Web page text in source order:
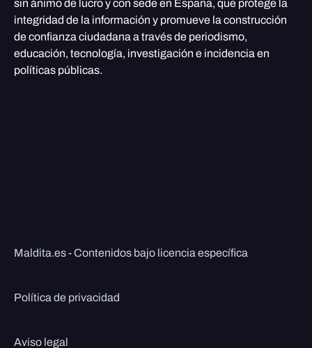
sin ánimo de lucro y con sede en España, que protege la
integridad de la información y promueve la construcción
de confianza ciudadana a través de periodismo,
educación, tecnología, investigación e incidencia en
políticas públicas.
Maldita.es - Contenidos bajo licencia específica
Política de privacidad
Aviso legal